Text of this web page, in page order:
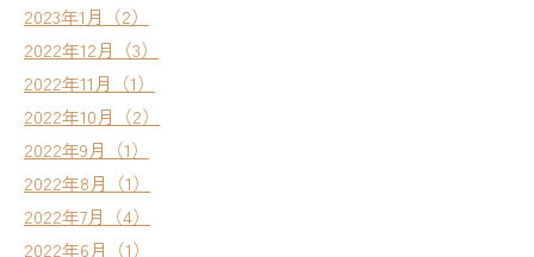
2023年1月（2）
2022年12月（3）
2022年11月（1）
2022年10月（2）
2022年9月（1）
2022年8月（1）
2022年7月（4）
2022年6月（1）